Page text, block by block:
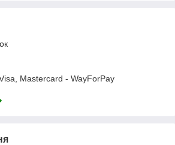
Mastercard - WayForPay